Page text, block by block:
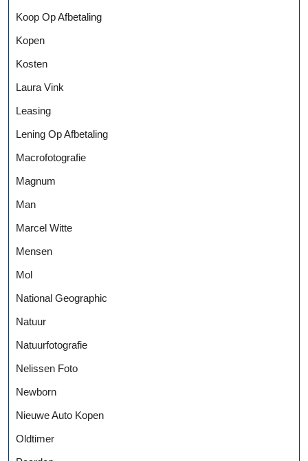
Koop Op Afbetaling
Kopen
Kosten
Laura Vink
Leasing
Lening Op Afbetaling
Macrofotografie
Magnum
Man
Marcel Witte
Mensen
Mol
National Geographic
Natuur
Natuurfotografie
Nelissen Foto
Newborn
Nieuwe Auto Kopen
Oldtimer